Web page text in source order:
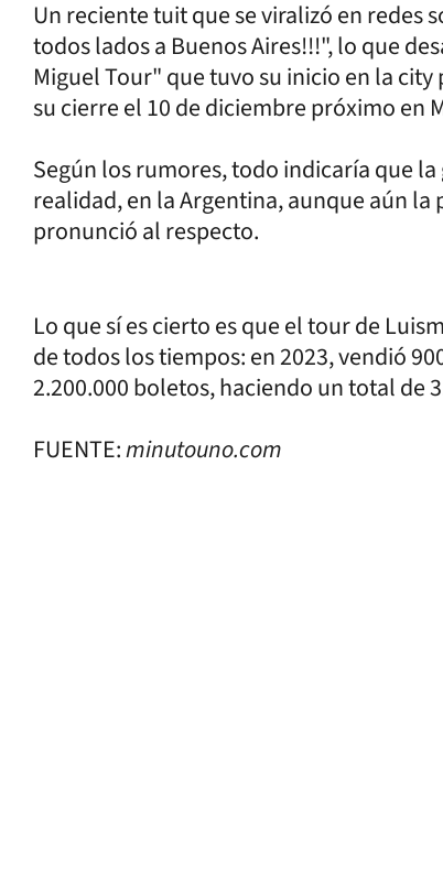
Un reciente tuit que se viralizó en redes
todos lados a Buenos Aires!!!", lo que
Miguel Tour" que tuvo su inicio en la
su cierre el 10 de diciembre próximo en
Según los rumores, todo indicaría que
realidad, en la Argentina, aunque aún
pronunció al respecto.
Lo que sí es cierto es que el tour de
de todos los tiempos: en 2023, vendió
2.200.000 boletos, haciendo un total de
FUENTE:minutouno.com